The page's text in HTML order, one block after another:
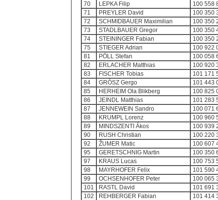
70
LEPKA Filip
100 558
71
PREYLER David
100 350
72
SCHMIDBAUER Maximilian
100 350
73
STADLBAUER Gregor
100 350
74
STEININGER Fabian
100 350
75
STIEGER Adrian
100 922
81
PÖLL Stefan
100 058
82
ERLACHER Matthias
100 920
83
FISCHER Tobias
101 171
84
GRÓSZ Gergo
101 443
85
HERHEIM Ola Blikberg
100 825
86
JEINDL Matthias
101 283
87
JENNEWEIN Sandro
100 071
88
KRUMPL Lorenz
100 960
89
MINDSZENTI Ákos
100 939
90
RUSH Christian
100 220
92
ŽUMER Matic
100 607
95
GERETSCHNIG Martin
100 350
97
KRAUS Lucas
100 753
98
MAYRHOFER Felix
101 590
99
OCHSENHOFER Peter
100 065
101
RASTL David
101 691
102
REHBERGER Fabian 101 414